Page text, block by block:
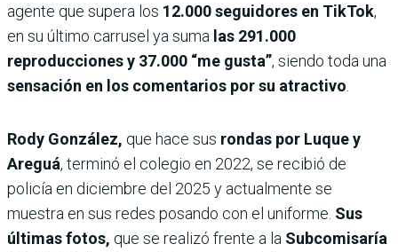
agente que supera los 12.000 seguidores en TikTok,
en su último carrusel ya suma las 291.000
reproducciones y 37.000 “me gusta”, siendo toda una
sensación en los comentarios por su atractivo
Rody González, que hace sus rondas por Luque y
Areguá, terminó el colegio en 2022, se recibió de
policía en diciembre del 2025 y actualmente se
muestra en sus redes posando con el uniforme. Sus
últimas fotos, que se realizó frente a la Subcomisaría